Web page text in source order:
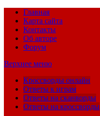
Главная
Карта сайта
Контакты
Об авторе
Форум
Верхнее меню
Кроссворды онлайн
Ответы к играм
Ответы на сканворды
Ответы на кроссворды